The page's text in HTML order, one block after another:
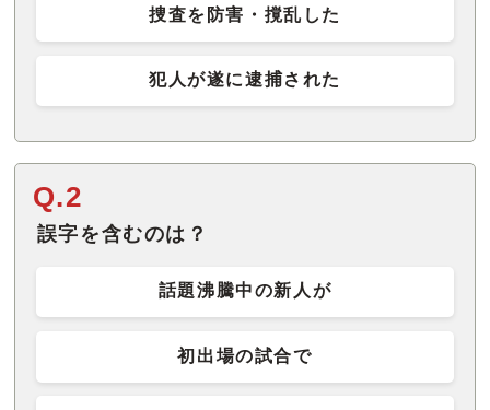
捜査を防害・撹乱した
犯人が遂に逮捕された
Q.2
誤字を含むのは？
話題沸騰中の新人が
初出場の試合で